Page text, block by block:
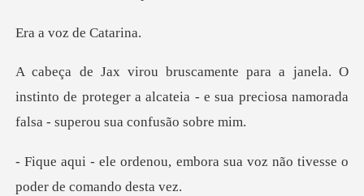
oz de C
O
instinto de proteger a alcateia - e sua precios
embora sua voz não tivesse o